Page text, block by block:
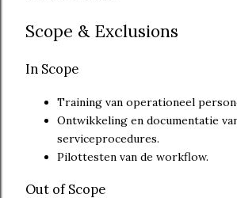
Scope & Exclusions
In Scope
Training van operationeel
Ontwikkeling en documentatie
serviceprocedures.
Pilottesten van de workflow.
Out of Scope